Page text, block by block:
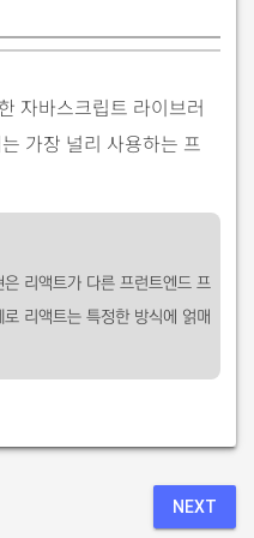
자바스크립트 라이브러
가장 널리 사용하는 프
은 리액트가 다른 프런트엔드 프
리액트는 특정한 방식에 얽매
NEXT